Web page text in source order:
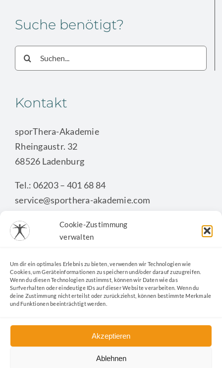
Cookie-Zustimmung
verwalten
Um dir ein optimales Erlebnis zu bieten, verwenden wir Technologien wie
Cookies, um Geräteinformationen zu speichern und/oder darauf zuzugreifen.
Wenn du diesen Technologien zustimmst, können wir Daten wie das
Surfverhalten oder eindeutige IDs auf dieser Website verarbeiten. Wenn du
deine Zustimmung nicht erteilst oder zurückziehst, können bestimmte Merkmale
und Funktionen beeinträchtigt werden.
Akzeptieren
Ablehnen
Suche benötigt?
Suche
nach:
Kontakt
sporThera-Akademie
Rheingaustr. 32
68526 Ladenburg
Tel.: 06203 – 401 68 84
service@sporthera-akademie.com
Impressum|